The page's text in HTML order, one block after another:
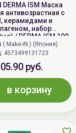
DERMA ISM Маска
антивозрастная c
керамидами и
набор
/ DERMA ISM 100
Ceramide Moist Face
Mask
( Make-iN ) (Япония)
4573499131723
руб.
в корзину